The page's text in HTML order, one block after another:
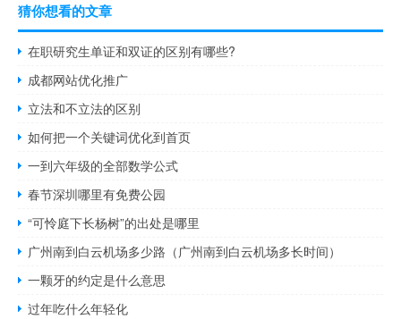
猜你想看的文章
在职研究生单证和双证的区别有哪些?
成都网站优化推广
立法和不立法的区别
如何把一个关键词优化到首页
一到六年级的全部数学公式
春节深圳哪里有免费公园
“可怜庭下长杨树”的出处是哪里
广州南到白云机场多少路（广州南到白云机场多长时间）
一颗牙的约定是什么意思
过年吃什么年轻化